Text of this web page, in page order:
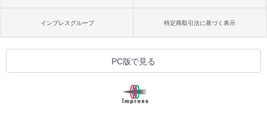
インプレスグループ 特定商取引法に基づく表示
PC版で見る